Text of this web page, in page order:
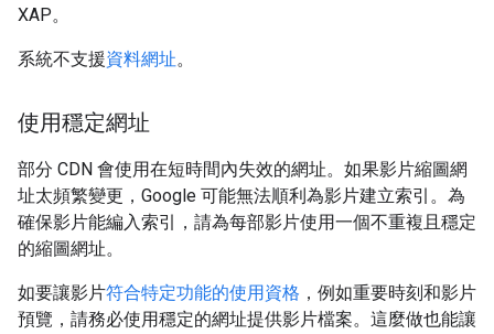
XAP。
系統不支援資料網址。
使用穩定網址
部分 CDN 會使用在短時間內失效的網址。如果影片縮圖網
址太頻繁變更，Google 可能無法順利為影片建立索引。為
確保影片能編入索引，請為每部影片使用一個不重複且穩定
的縮圖網址。
如要讓影片符合特定功能的使用資格 ，例如重要時刻和影片
預覽，請務必使用穩定的網址提供影片檔案。這麼做也能讓